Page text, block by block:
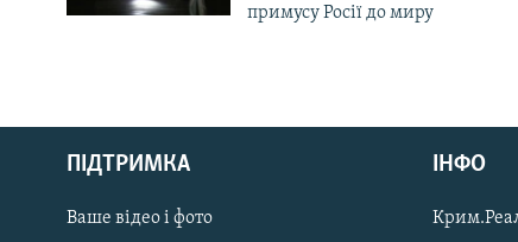
Русский
Qırımtatar
ДОЛУЧАЙСЯ!
примусу Росії до миру
ПІДТРИМКА
Ваше відео і фото
ІНФО